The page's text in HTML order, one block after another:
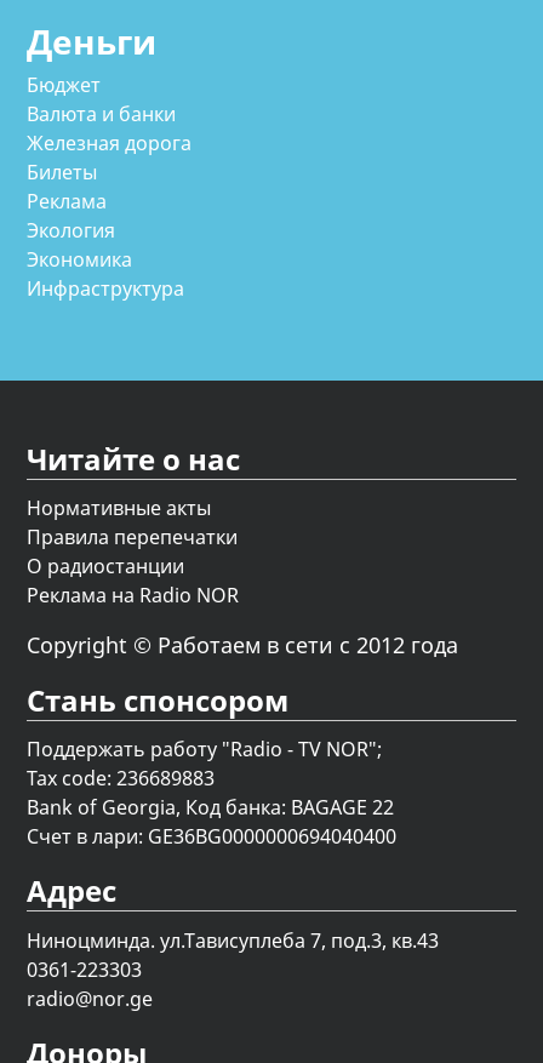
Деньги
Бюджет
Валюта и банки
Железная дорога
Билеты
Реклама
Экология
Экономика
Инфраструктура
Читайте о нас
Нормативные акты
Правила перепечатки
О радиостанции
Реклама на Radio NOR
Copyright © Работаем в сети с 2012 года
Стань спонсором
Поддержать работу "Radio - TV NOR";
Tax code: 236689883
Bank of Georgia, Код банка: BAGAGE 22
Счет в лари: GE36BG0000000694040400
Адрес
Ниноцминда. ул.Тависуплеба 7, под.3, кв.43
0361-223303
radio@nor.ge
Доноры